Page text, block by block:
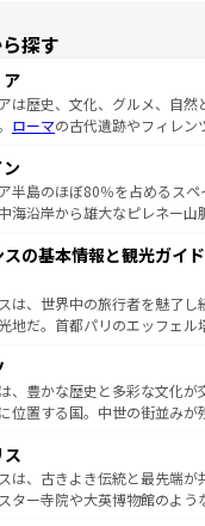
探す
ア
は歴史、文化、グルメ、自然
ローマの古代遺跡やフィレン
スカーナの美しい田園風景や
自然景観も見逃せない。観光
スタなど、絶品のイタリア料
れるイタリアで、忘れられな
着のイタリア情報は
半島のほぼ80％を占めるスペ
海沿岸から雄大なピレネー山
付くこの国では、情熱的なフ
、そして美味しいタパスが生
マドリードの洗練された雰囲
溢れた街角から、地方では古
方によって風土や気候が異な
性で訪れる人を魅了
一覧を参照してほしい。
スの基本情報と観光ガイ
は、世界中の旅行者を魅了し
地だ。首都パリのエッフェル
い魅力が詰まっている。華麗
しいビーチ、そして豊かな自
する。また、フランスは美食
ャンパンの発祥地であるラン
ラベンダー畑など、多彩な楽
リ以外の地域にも魅力が溢れ
、豊かな歴史と多彩な文化
位置する国。中世の街並みが
この国は、どこを歩いても飽
文化的活気、バイエルン州の
ン川沿いのワイン畑といった
ス
は、古きよき伝統と最先端が
ター寺院や大英博物館のよう